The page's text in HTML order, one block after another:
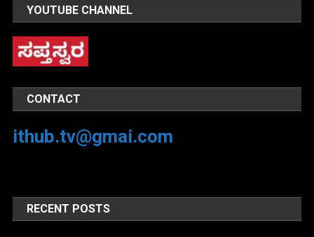
YOUTUBE CHANNEL
CONTACT
ithub.tv@gmai.com
RECENT POSTS